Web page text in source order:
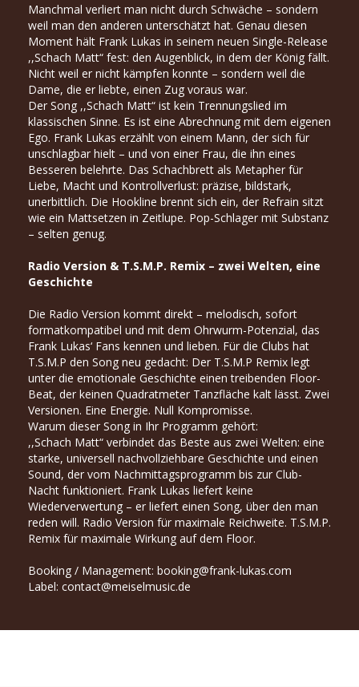
Manchmal verliert man nicht durch Schwäche – sondern
weil man den anderen unterschätzt hat. Genau diesen
Moment hält Frank Lukas in seinem neuen Single-Release
,,Schach Matt“ fest: den Augenblick, in dem der König fällt.
Nicht weil er nicht kämpfen konnte – sondern weil die
Dame, die er liebte, einen Zug voraus war.
Der Song ,,Schach Matt“ ist kein Trennungslied im
klassischen Sinne. Es ist eine Abrechnung mit dem eigenen
Ego. Frank Lukas erzählt von einem Mann, der sich für
unschlagbar hielt – und von einer Frau, die ihn eines
Besseren belehrte. Das Schachbrett als Metapher für
Liebe, Macht und Kontrollverlust: präzise, bildstark,
unerbittlich. Die Hookline brennt sich ein, der Refrain sitzt
wie ein Mattsetzen in Zeitlupe. Pop-Schlager mit Substanz
– selten genug.
Radio Version & T.S.M.P. Remix – zwei Welten, eine
Geschichte
Die Radio Version kommt direkt – melodisch, sofort
formatkompatibel und mit dem Ohrwurm-Potenzial, das
Frank Lukas‘ Fans kennen und lieben. Für die Clubs hat
T.S.M.P den Song neu gedacht: Der T.S.M.P Remix legt
unter die emotionale Geschichte einen treibenden Floor-
Beat, der keinen Quadratmeter Tanzfläche kalt lässt. Zwei
Versionen. Eine Energie. Null Kompromisse.
Warum dieser Song in Ihr Programm gehört:
,,Schach Matt“ verbindet das Beste aus zwei Welten: eine
starke, universell nachvollziehbare Geschichte und einen
Sound, der vom Nachmittagsprogramm bis zur Club-
Nacht funktioniert. Frank Lukas liefert keine
Wiederverwertung – er liefert einen Song, über den man
reden will. Radio Version für maximale Reichweite. T.S.M.P.
Remix für maximale Wirkung auf dem Floor.
Booking / Management: booking@frank-lukas.com
Label: contact@meiselmusic.de